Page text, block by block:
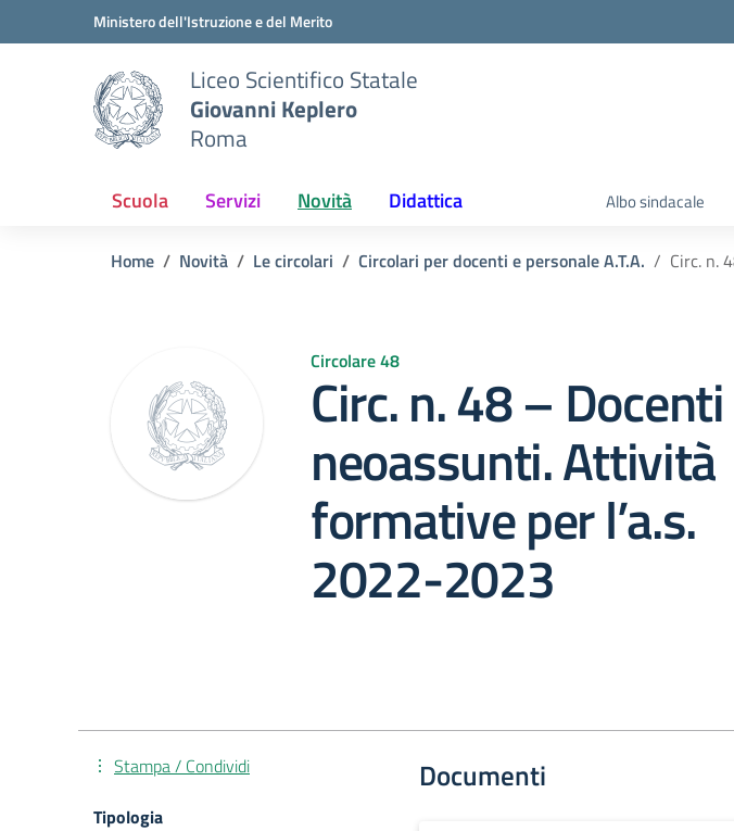
Vai ai contenuti
Vai al menu di navigazioneMinistero dell'Istruzione e del Merito
Liceo Scientifico Statale
Giovanni Keplero
Roma
Scuola Servizi Novità Didattica Albo sindacale
Home Novità Le circolari Circolari per docenti e personale A.T.A. Circ. n.
Circolare 48
Circ. n. 48 – Docenti
neoassunti. Attività
formative per l’a.s.
2022-2023
Documenti
Stampa / Condividi
Tipologia